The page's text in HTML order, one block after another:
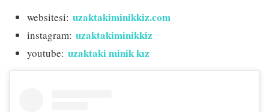
websitesi: uzaktakiminikkiz.com
instagram: uzaktakiminikkiz
youtube: uzaktaki minik kız